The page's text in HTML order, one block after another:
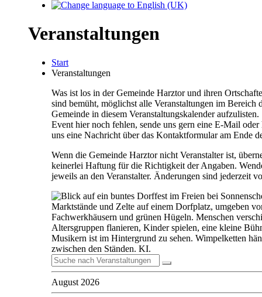
Veranstaltungen
Start
Veranstaltungen
Was ist los in der Gemeinde Harztor und ihren
sind bemüht, möglichst alle Veranstaltungen im Bereich
Gemeinde in diesem Veranstaltungskalender
Event hier noch fehlen, sende uns gern eine E-Mail oder
uns eine Nachricht über das Kontaktformular am Ende
Wenn die Gemeinde Harztor nicht Veranstalter ist,
keinerlei Haftung für die Richtigkeit der Angaben.
jeweils an den Veranstalter. Änderungen sind jederzeit
August 2026